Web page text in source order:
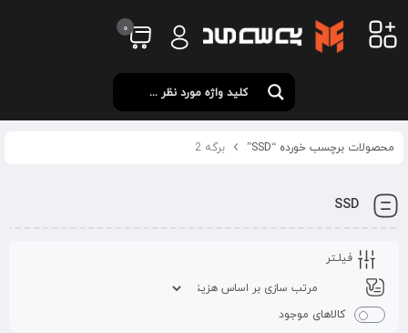
0
محصولات برچسب خورده “SSD” برگه 2
SSD
فیلـتر
کالاهای موجود